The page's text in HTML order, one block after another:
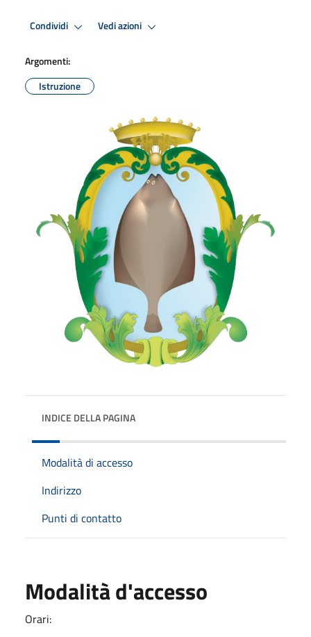
Condividi Vedi azioni
Argomenti:
Istruzione
INDICE DELLA PAGINA
Modalità di accesso
Indirizzo
Punti di contatto
Modalità d'accesso
Orari: